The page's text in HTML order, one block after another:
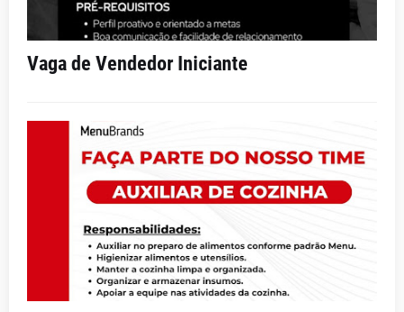
Vaga de Vendedor Iniciante